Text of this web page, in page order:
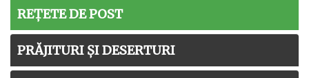
REȚETE DE POST
PRĂJITURI ȘI DESERTURI